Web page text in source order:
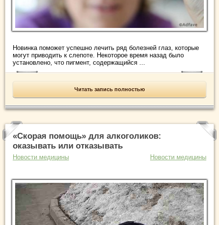
Новинка поможет успешно лечить ряд болезней глаз, которые
могут приводить к слепоте. Некоторое время назад было
установлено, что пигмент, содержащийся ...
Читать запись полностью
«Скорая помощь» для алкоголиков:
оказывать или отказывать
Новости медицины Новости медицины